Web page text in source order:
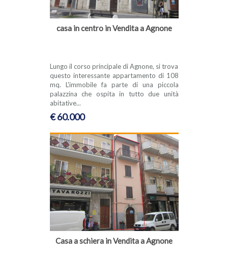
casa in centro in Vendita a Agnone
Lungo il corso principale di Agnone, si trova
questo interessante appartamento di 108
mq. L'immobile fa parte di una piccola
palazzina che ospita in tutto due unità
abitative...
€ 60.000
Casa a schiera in Vendita a Agnone